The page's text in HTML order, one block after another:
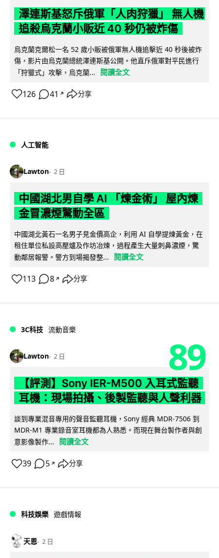
澤連斯基怒斥俄軍「人肉狩獵」 無人機
追殺烏克蘭小販近 40 秒仍被炸傷
烏克蘭克爾松一名 52 歲小販被俄軍無人機追擊近 40 秒後被炸
傷，影片由烏克蘭總統澤連斯基公開。他直斥俄軍對平民進行
「狩獵式」攻擊，烏克蘭...
閱讀全文
126 41 ↗ 分享
人工智能
Lawton 2 日
中國湖北男自學 AI 「煉金術」 屋內煉
金冒濃煙驚動全區
中國湖北黃石一名男子見金價高企，利用 AI 自學提煉黃金，在
租住單位私設高壓爐及作坊冶煉，過程產生大量刺鼻濃煙，驚
動鄰居報警。警方到場揭發整...
閱讀全文
113 8 ↗ 分享
3C科技 流動音樂
Lawton 2 日 89
【評測】Sony IER-M500 入耳式監聽
耳機：現場拍攝、後製監聽與人聲利器
談到專業混音專用的聲音監聽耳機，Sony 經典 MDR-7506 到
MDR-M1 專業錄音室耳機都為人熟悉。而現在舞台製作者與創
意影像製作...
閱讀全文
39 5 ↗ 分享
科技娛樂 遊戲情報
天恩 2 日